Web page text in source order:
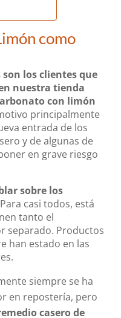
como
son los clientes que
nuestra tienda
con limón
principalmente
entrada de los
y de algunas de
en grave riesgo
sobre los
casi todos, está
tanto el
separado. Productos
han estado en las
siempre se ha
en repostería, pero
casero de